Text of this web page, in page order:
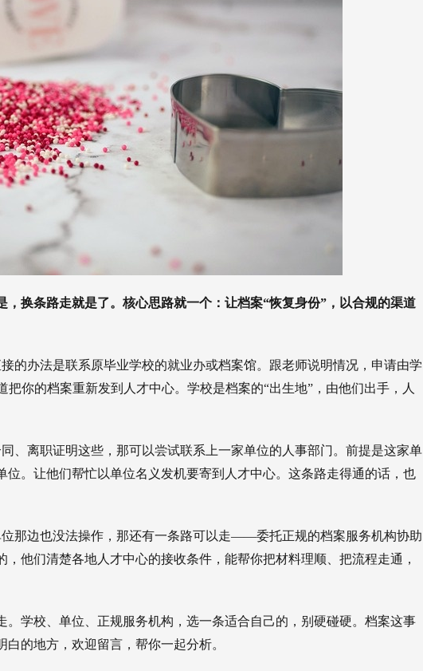
换条路走就是了。核心思路就一个：让档案“恢复身份”，以合规的渠道
的办法是联系原毕业学校的就业办或档案馆。跟老师说明情况，申请由学
你的档案重新发到人才中心。学校是档案的“出生地”，由他们出手，人
、离职证明这些，那可以尝试联系上一家单位的人事部门。前提是这家单
。让他们帮忙以单位名义发机要寄到人才中心。这条路走得通的话，也
位那边也没法操作，那还有一条路可以走——委托正规的档案服务机构协助
他们清楚各地人才中心的接收条件，能帮你把材料理顺、把流程走通，
。学校、单位、正规服务机构，选一条适合自己的，别硬碰硬。档案这事
的地方，欢迎留言，帮你一起分析。